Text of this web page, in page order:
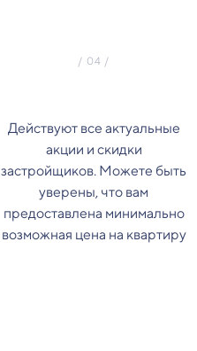
Действуют все актуальные
акции и скидки
застройщиков. Можете быть
уверены, что вам
предоставлена минимально
возможная цена на квартиру